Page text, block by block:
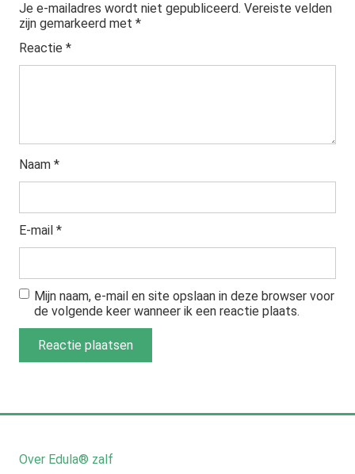
Je e-mailadres wordt niet gepubliceerd. Vereiste velden
zijn gemarkeerd met *
Reactie *
Naam *
E-mail *
Mijn naam, e-mail en site opslaan in deze browser voor
de volgende keer wanneer ik een reactie plaats.
Over Edula® zalf